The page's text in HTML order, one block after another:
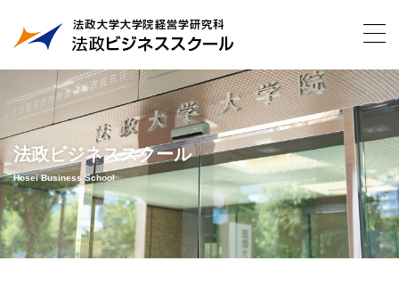
法政ビジネススクール
Hosei Business School